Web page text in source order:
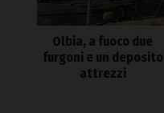
Olbia, a fuoco due
furgoni e un deposito
attrezzi